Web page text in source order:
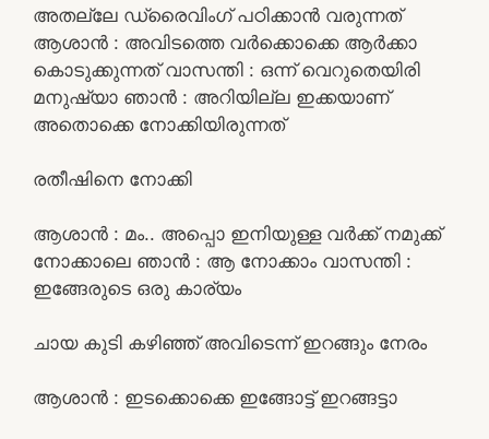
അതല്ലേ ഡ്രൈവിംഗ് പഠിക്കാൻ വരുന്നത്
ആശാൻ : അവിടത്തെ വർക്കൊക്കെ ആർക്കാ
കൊടുക്കുന്നത് വാസന്തി : ഒന്ന് വെറുതെയിരി
മനുഷ്യാ ഞാൻ : അറിയില്ല ഇക്കയാണ്
അതൊക്കെ നോക്കിയിരുന്നത്
രതീഷിനെ നോക്കി
ആശാൻ : മം.. അപ്പൊ ഇനിയുള്ള വർക്ക്‌ നമുക്ക്
നോക്കാലെ ഞാൻ : ആ നോക്കാം വാസന്തി :
ഇങ്ങേരുടെ ഒരു കാര്യം
ചായ കുടി കഴിഞ്ഞ് അവിടെന്ന് ഇറങ്ങും നേരം
ആശാൻ : ഇടക്കൊക്കെ ഇങ്ങോട്ട് ഇറങ്ങട്ടാ